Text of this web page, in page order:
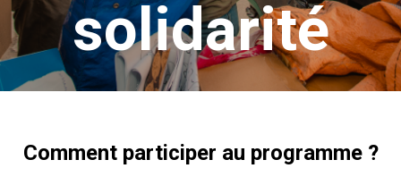
solidarité
Comment participer au programme ?